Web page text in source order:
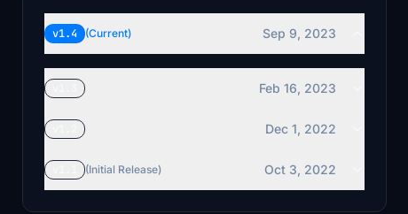
v1.4 (Current) Sep 9, 2023
Feb 16, 2023
Dec 1, 2022
(Initial Release) Oct 3, 2022